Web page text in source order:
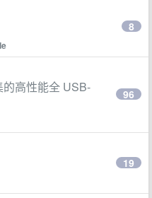
8
的高性能全 USB-
96
19